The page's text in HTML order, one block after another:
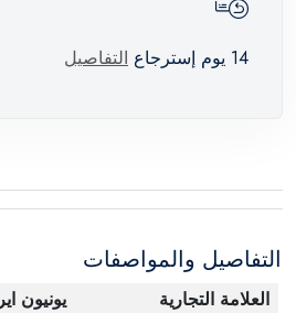
14 يوم إسترجاع التفاصيل
التفاصيل والمواصفات
العلامة التجارية
يونيون اير